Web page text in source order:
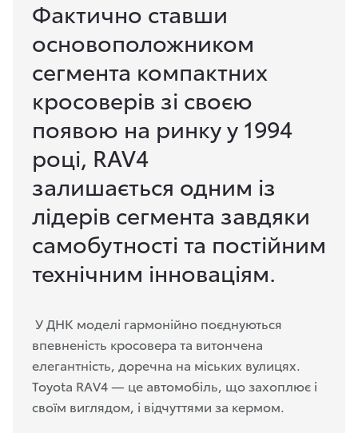
Фактично ставши
основоположником
сегмента компактних
кросоверів зі своєю
появою на ринку у 1994
році, RAV4
залишається одним із
лідерів сегмента завдяки
самобутності та постійним
технічним інноваціям.
У ДНК моделі гармонійно поєднуються
впевненість кросовера та витончена
елегантність, доречна на міських вулицях.
Toyota RAV4 — це автомобіль, що захоплює і
своїм виглядом, і відчуттями за кермом.